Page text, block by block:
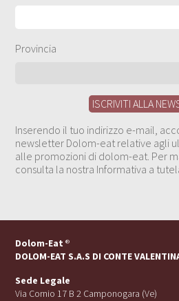
Provincia
Inserendo il tuo indirizzo e-mail,
newsletter Dolom-eat relative agli
alle promozioni di dolom-eat. Per
consulta la nostra Informativa a
Dolom-Eat ®
DOLOM-EAT S.A.S DI CONTE
Sede Legale
Via Cornio 17 B 2 Camponogara (Ve)